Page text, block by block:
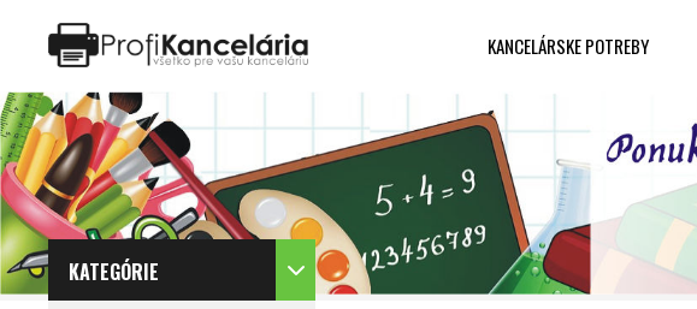
KANCELÁRSKE POTREBY
KATEGÓRIE
Katalóg internetových stránok